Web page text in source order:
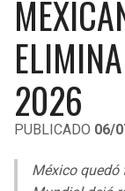
LIGA DE
LEAGUES CUP
UEFA EUROPA
UEFA
MLS
COPA
COPA
RAIDERS
CHARGERS
RAVENS
BENGALS
CAVALIERS
PISTONS
PACERS
2026
PUBLICADO 06/
México quedó